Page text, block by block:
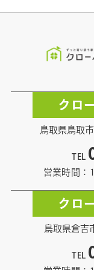
クロ
鳥取県鳥取
TEL
営業時間：
クロ
鳥取県倉吉
TEL